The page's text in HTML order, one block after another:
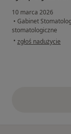
10 marca 2026
• Gabinet
stomatologiczne
• w opinii
zgłoś nadużycie